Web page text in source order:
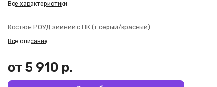
Все характеристики
Костюм РОУД зимний с ПК (т.серый/красный)
Все описание
от 5 910 р.